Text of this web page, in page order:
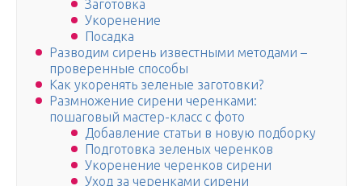
Заготовка
Укоренение
Посадка
Разводим сирень известными методами –
проверенные способы
Как укоренять зеленые заготовки?
Размножение сирени черенками:
пошаговый мастер-класс с фото
Добавление статьи в новую подборку
Подготовка зеленых черенков
Укоренение черенков сирени
Уход за черенками сирени